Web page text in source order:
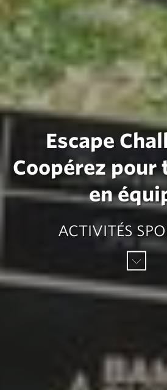
Escape
Coopérez
en
ACTIVITÉS